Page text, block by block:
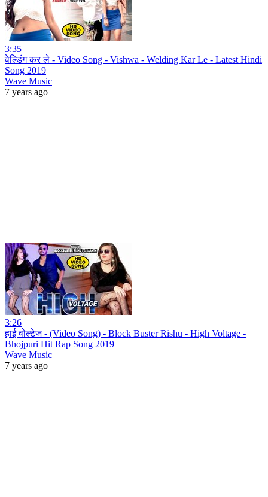
3:35
वेल्डिंग कर ले - Video Song - Vishwa - Welding Kar Le - Latest Hindi
Song 2019
Wave Music
7 years ago
3:26
हाई वोल्टेज - (Video Song) - Block Buster Rishu - High Voltage -
Bhojpuri Hit Rap Song 2019
Wave Music
7 years ago